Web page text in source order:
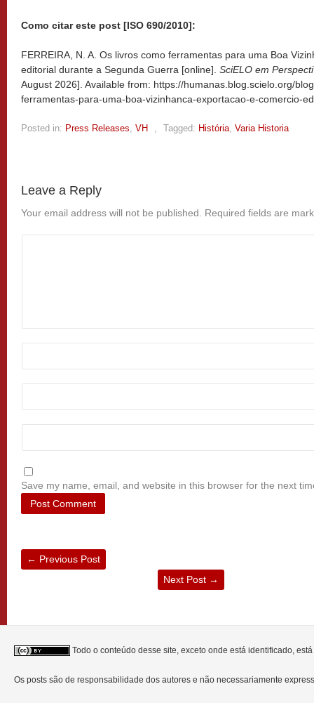
Como citar este post [ISO 690/2010]:
FERREIRA, N. A. Os livros como ferramentas para uma Boa
editorial durante a Segunda Guerra [online]. SciELO em
August 2026]. Available from: https://humanas.blog.scielo.org/
ferramentas-para-uma-boa-vizinhanca-exportacao-e-comercio-
Posted in: Press Releases VH Tagged: História Varia Historia
Leave a Reply
Your email address will not be published. Required fields are
Save my name, email, and website in this browser for the next
← Previous Post
Next Post →
Todo o conteúdo desse site, exceto onde está identificado,
Os posts são de responsabilidade dos autores e não necessariamente